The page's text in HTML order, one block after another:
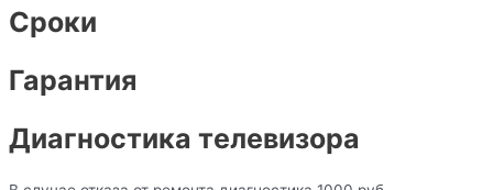
Сроки
Гарантия
Диагностика телевизора